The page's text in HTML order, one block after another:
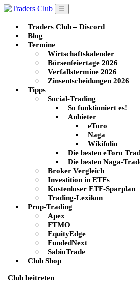
☰
Traders Club – Discord
Blog
Termine
Wirtschaftskalender
Börsenfeiertage 2026
Verfallstermine 2026
Zinsentscheidungen 2026
Tipps
Social-Trading
So funktioniert es!
Anbieter
eToro
Naga
Wikifolio
Die besten eToro
Die besten Naga-
Broker Vergleich
Investition in ETFs
Kostenloser ETF-Sparplan
Trading-Lexikon
Prop-Trading
Apex
FTMO
EquityEdge
FundedNext
SabioTrade
Club Shop
Club beitreten